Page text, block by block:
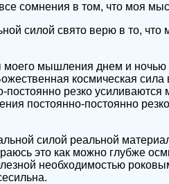
сомнения в том, что моя
силой свято верю в то,
мышления днем и ночью
космическая
резко
постоянно-постоянно
силой реальной
это как можно глубже
необходимостью